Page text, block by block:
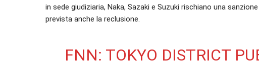
in sede giudiziaria, Naka, Sazaki e Suzuki rischiano una
prevista anche la reclusione.
FNN: TOKYO DISTRICT